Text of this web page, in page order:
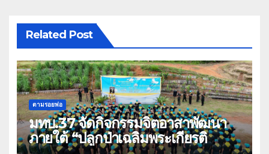
Related Post
ตามรอยพ่อ
มทบ.37 จัดกิจกรรมจิตอาสาพัฒนา
ภายใต้ “ปลูกป่าเฉลิมพระเกียรติ